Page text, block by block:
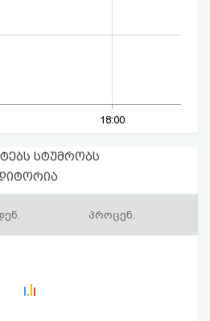
18:00
სტუმრობს
პროცენ.